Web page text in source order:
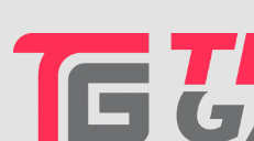
to
content